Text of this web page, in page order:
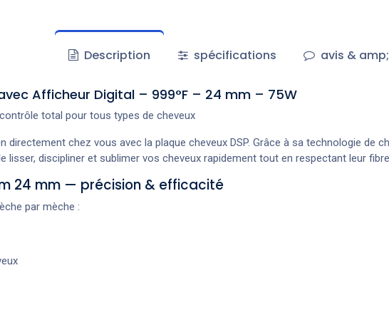
Description spécifications avis &
avec Afficheur Digital – 999°F – 24 mm – 75W
total pour tous types de cheveux
directement chez vous avec la plaque cheveux DSP. Grâce à sa technologie de
lisser, discipliner et sublimer vos cheveux rapidement tout en respectant leur
24 mm — précision & efficacité
par mèche :